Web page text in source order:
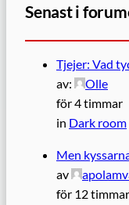
Senast i
Tjejer: Vad
av:
Olle
för 4 timmar
in Dark room
Men
av
för 12 timmar